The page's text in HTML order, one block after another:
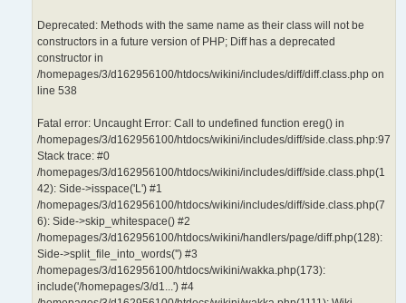
Deprecated: Methods with the same name as their class will not be
constructors in a future version of PHP; Diff has a deprecated
constructor in
/homepages/3/d162956100/htdocs/wikini/includes/diff/diff.class.php on
line 538
Fatal error: Uncaught Error: Call to undefined function ereg() in
/homepages/3/d162956100/htdocs/wikini/includes/diff/side.class.php:97
Stack trace: #0
/homepages/3/d162956100/htdocs/wikini/includes/diff/side.class.php(1
42): Side->isspace('L') #1
/homepages/3/d162956100/htdocs/wikini/includes/diff/side.class.php(7
6): Side->skip_whitespace() #2
/homepages/3/d162956100/htdocs/wikini/handlers/page/diff.php(128):
Side->split_file_into_words('') #3
/homepages/3/d162956100/htdocs/wikini/wakka.php(173):
include('/homepages/3/d1...') #4